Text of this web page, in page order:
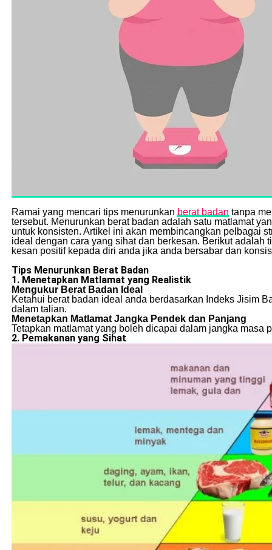
Ramai yang mencari tips menurunkan berat badantanpa
tersebut. Menurunkan berat badan adalah satu matlamat
untuk konsisten. Artikel ini akan membincangkan pelbagai
ideal dengan cara yang sihat dan berkesan. Berikut
kesan positif kepada diri anda jika anda bersabar dan
Tips Menurunkan Berat Badan
1. Menetapkan Matlamat yang Realistik
Mengukur Berat Badan Ideal
Ketahui berat badan ideal anda berdasarkan Indeks Jisim
dalam talian.
Menetapkan Matlamat Jangka Pendek dan Panjang
Tetapkan matlamat yang boleh dicapai dalam jangka masa
2. Pemakanan yang Sihat